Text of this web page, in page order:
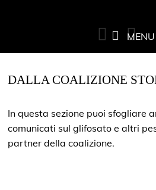
MENU
DALLA COALIZIONE
In questa sezione puoi sfogliare
comunicati sul glifosato e altri
partner della coalizione.